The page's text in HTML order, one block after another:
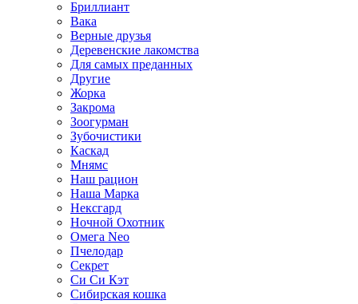
Бриллиант
Вака
Верные друзья
Деревенские лакомства
Для самых преданных
Другие
Жорка
Закрома
Зоогурман
Зубочистики
Каскад
Мнямс
Наш рацион
Наша Марка
Нексгард
Ночной Охотник
Омега Neo
Пчелодар
Секрет
Си Си Кэт
Сибирская кошка